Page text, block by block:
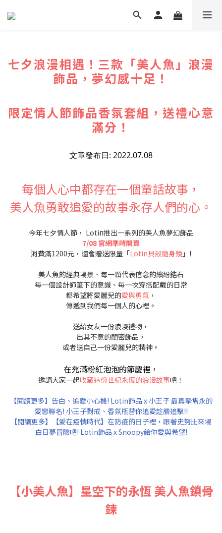
七夕浪漫相遇！三款「美人魚」浪漫
飾品，夢幻感十足！
限定情人節飾品香氛套組，送禮心意
滿分！
文章發布日: 2022.07.08
每個人心中都存在一個童話故事，
美人魚勇敢追愛的故事永存人們的心。
今年七夕情人節， Lotin推出一系列的美人魚夢幻飾品
7/08 官網準時開賣
消費滿1200元，還會贈送限量「Lotin貝殼隨身鏡 」!
美人魚的經典場景、每一顆代表信念的繽紛鋯石
每一個設計師筆下的意識、每一次穿搭配戴的日常
都希望將愛麗兒的愛與勇氣 ，
傳遞到我們每一個人的心裡。
送給女友一份浪漫禮物，
出其不意的閨密飾品，
或者送自己一份愛麗兒的精神。
在充滿粉紅泡泡的節慶裡，
邀請大家一起收藏這份世紀永恆的浪漫故事吧！
【閱讀更多】告白、追愛小心機! Lotin飾品 x 小王子 最真摯雋永的
愛戀聯名! 小王子對戒、香氛瓶替你追愛趁勝追擊!!
【閱讀更多】【愛在疫情時代】在防疫的日子裡，跟著史努比來場
白日夢冒險吧! Lotin飾品 x Snoopy給你愛與希望!
【小美人魚】星空下的永恆 美人魚鎖骨
鍊